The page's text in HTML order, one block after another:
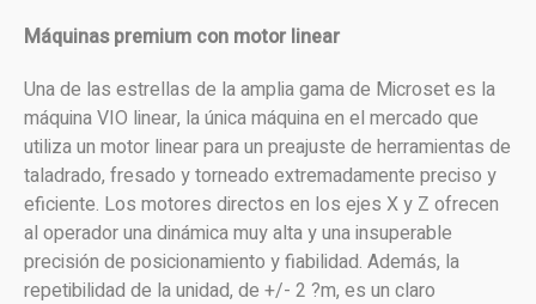
Máquinas premium con motor linear
Una de las estrellas de la amplia gama de Microset es la
máquina VIO linear, la única máquina en el mercado que
utiliza un motor linear para un preajuste de herramientas de
taladrado, fresado y torneado extremadamente preciso y
eficiente. Los motores directos en los ejes X y Z ofrecen
al operador una dinámica muy alta y una insuperable
precisión de posicionamiento y fiabilidad. Además, la
repetibilidad de la unidad, de +/- 2 ?m, es un claro